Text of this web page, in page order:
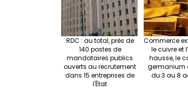
RDC : au total, près de
140 postes de
mandataires publics
ouverts au recrutement
dans 15 entreprises de
l'État
Commerce
le cuivre et
hausse, le
germanium
du 3 au 8